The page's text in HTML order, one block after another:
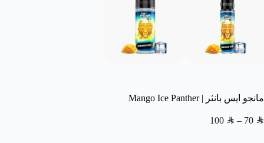
مانجو ايس بانثر | Mango Ice Panther
70 SAR
–
100 SAR